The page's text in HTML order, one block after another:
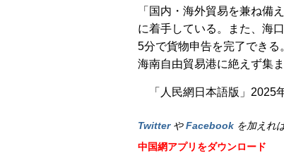
「国内・海外貿易を兼ね備
に着手している。また、海
5分で貨物申告を完了でき
海南自由貿易港に絶えず集
「人民網日本語版」2025
Twitter やFacebook を加えれ
中国網アプリをダウンロード